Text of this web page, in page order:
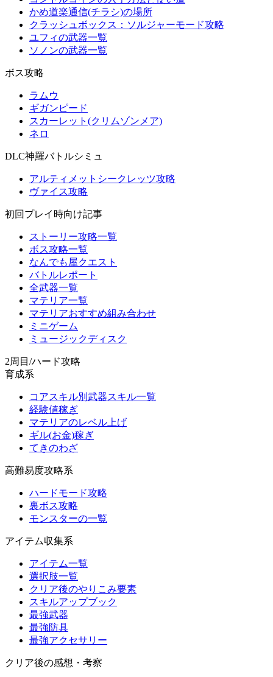
かめ道楽通信(チラシ)の場所
クラッシュボックス：ソルジャーモード攻略
ユフィの武器一覧
ソノンの武器一覧
ボス攻略
ラムウ
ギガンピード
スカーレット(クリムゾンメア)
ネロ
DLC神羅バトルシミュ
アルティメットシークレッツ攻略
ヴァイス攻略
初回プレイ時向け記事
ストーリー攻略一覧
ボス攻略一覧
なんでも屋クエスト
バトルレポート
全武器一覧
マテリア一覧
マテリアおすすめ組み合わせ
ミニゲーム
ミュージックディスク
2周目/ハード攻略
育成系
コアスキル別武器スキル一覧
経験値稼ぎ
マテリアのレベル上げ
ギル(お金)稼ぎ
てきのわざ
高難易度攻略系
ハードモード攻略
裏ボス攻略
モンスターの一覧
アイテム収集系
アイテム一覧
選択肢一覧
クリア後のやりこみ要素
スキルアップブック
最強武器
最強防具
最強アクセサリー
クリア後の感想・考察